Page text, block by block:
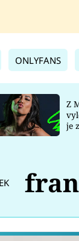
ONLYFANS
Z
je